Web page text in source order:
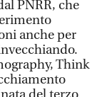
PNRR, che
anche per
Think